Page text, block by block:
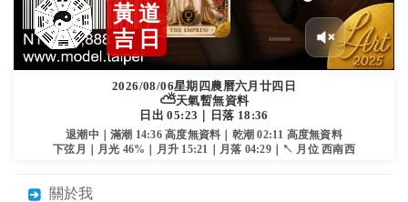
黃道
吉 日
2026/08/06星期四農曆六月廿四日
⛅天氣暫無資料
日出 05:23｜日落 18:36
退潮中｜滿潮 14:36 高度無資料｜乾潮 02:11 高度無資料
下弦月｜月光 46%｜月升 15:21｜月落 04:29｜↖ 月位 西南西
關於我